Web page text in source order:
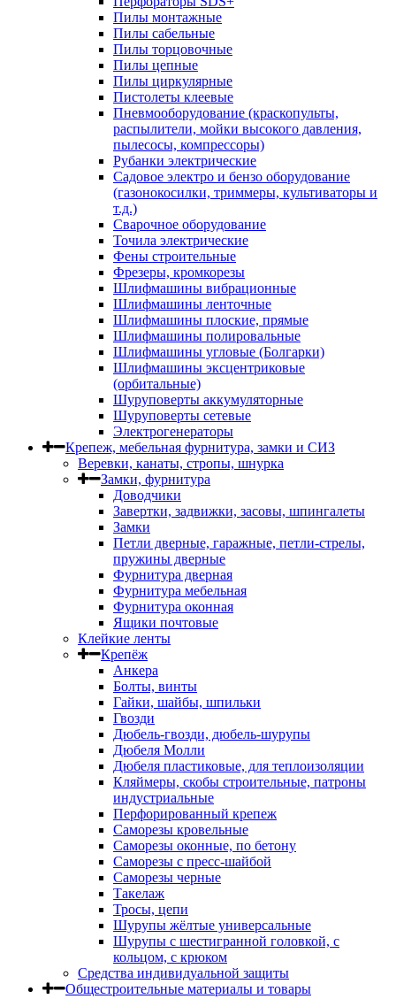
Пилы монтажные
Пилы сабельные
Пилы торцовочные
Пилы цепные
Пилы циркулярные
Пистолеты клеевые
Пневмооборудование (краскопульты,
распылители, мойки высокого давления,
пылесосы, компрессоры)
Рубанки электрические
Садовое электро и бензо оборудование
(газонокосилки, триммеры, культиваторы и
т.д.)
Сварочное оборудование
Точила электрические
Фены строительные
Фрезеры, кромкорезы
Шлифмашины вибрационные
Шлифмашины ленточные
Шлифмашины плоские, прямые
Шлифмашины полировальные
Шлифмашины угловые (Болгарки)
Шлифмашины эксцентриковые
(орбитальные)
Шуруповерты аккумуляторные
Шуруповерты сетевые
Электрогенераторы
Крепеж, мебельная фурнитура, замки и СИЗ
Веревки, канаты, стропы, шнурка
Замки, фурнитура
Доводчики
Завертки, задвижки, засовы, шпингалеты
Замки
Петли дверные, гаражные, петли-стрелы,
пружины дверные
Фурнитура дверная
Фурнитура мебельная
Фурнитура оконная
Ящики почтовые
Клейкие ленты
Крепёж
Анкера
Болты, винты
Гайки, шайбы, шпильки
Гвозди
Дюбель-гвозди, дюбель-шурупы
Дюбеля Молли
Дюбеля пластиковые, для теплоизоляции
Кляймеры, скобы строительные, патроны
индустриальные
Перфорированный крепеж
Саморезы кровельные
Саморезы оконные, по бетону
Саморезы с пресс-шайбой
Саморезы черные
Такелаж
Тросы, цепи
Шурупы жёлтые универсальные
Шурупы с шестигранной головкой, с
кольцом, с крюком
Средства индивидуальной защиты
Общестроительные материалы и товары